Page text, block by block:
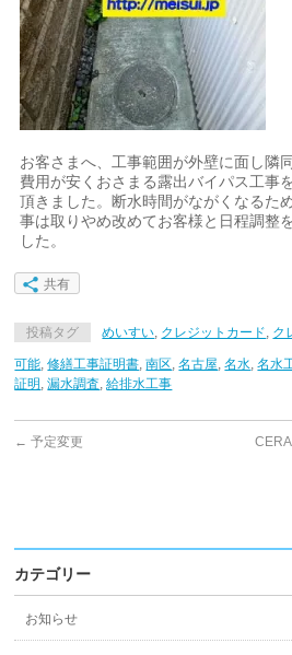
お客さまへ、工事範囲が外壁に面し隣
費用が安くおさまる露出バイパス工事
頂きました。断水時間がながくなるた
事は取りやめ改めてお客様と日程調整
した。
共有
投稿タグ めいすい, クレジットカード, ク
可能,修繕工事証明書,南区,名古屋,名水,名水
証明 ,漏水調査,給排水工事
← 予定変更
カテゴリー
お知らせ